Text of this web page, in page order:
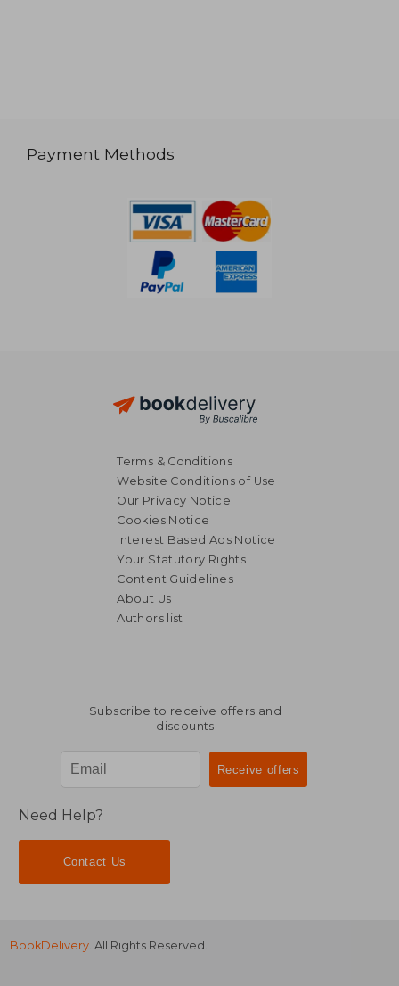
Payment Methods
Terms & Conditions
Website Conditions of Use
Our Privacy Notice
Cookies Notice
Interest Based Ads Notice
Your Statutory Rights
Content Guidelines
About Us
Authors list
Subscribe to receive offers and
discounts
Need Help?
Contact Us
BookDelivery . All Rights Reserved.